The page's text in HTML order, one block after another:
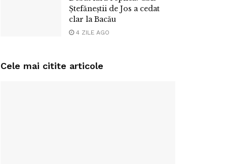
Ștefăneștii de Jos a cedat
clar la Bacău
4 ZILE AGO
Cele mai citite articole